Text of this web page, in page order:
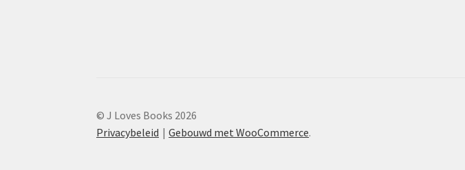
© J Loves Books 2026
Privacybeleid
Gebouwd met WooCommerce.